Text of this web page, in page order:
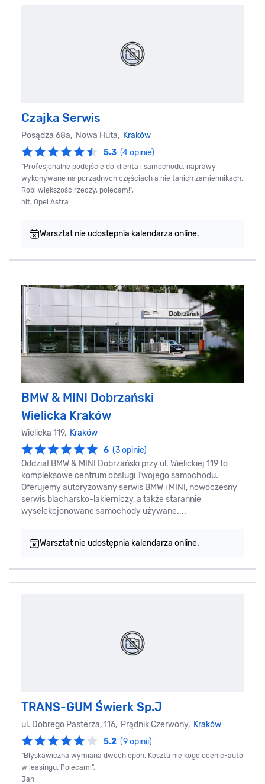
Czajka Serwis
Posądza 68a, Nowa Huta, Kraków
5.3 (4 opinie)
"Profesjonalne podejście do klienta i samochodu, naprawy
wykonywane na porządnych częściach a nie tanich zamiennikach.
Robi większość rzeczy, polecam!",
hit, Opel Astra
Warsztat nie udostępnia kalendarza online.
BMW & MINI Dobrzański
Wielicka Kraków
Wielicka 119, Kraków
6 (3 opinie)
Oddział BMW & MINI Dobrzański przy ul. Wielickiej 119 to
kompleksowe centrum obsługi Twojego samochodu.
Oferujemy autoryzowany serwis BMW i MINI, nowoczesny
serwis blacharsko-lakierniczy, a także starannie
wyselekcjonowane samochody używane....
Warsztat nie udostępnia kalendarza online.
TRANS-GUM Świerk Sp.J
ul. Dobrego Pasterza, 116, Prądnik Czerwony, Kraków
5.2 (9 opinii)
"Blyskawiczna wymiana dwoch opon. Kosztu nie koge ocenic-auto
w leasingu. Polecam!",
Jan